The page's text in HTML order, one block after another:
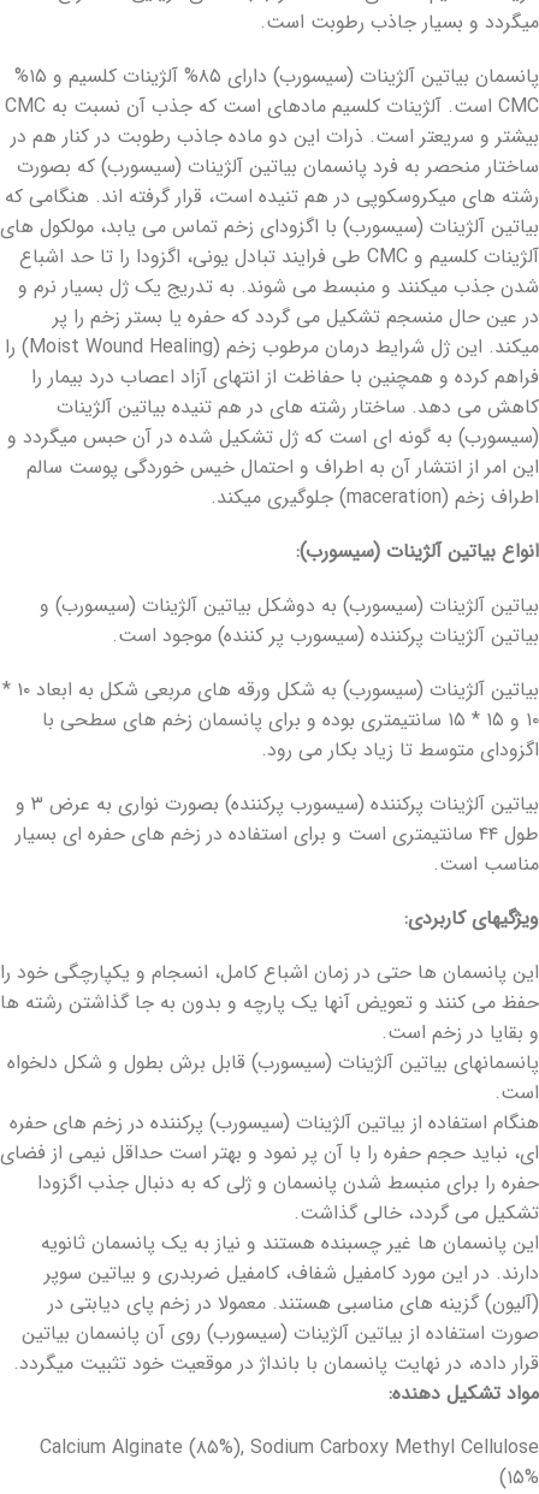
می‏گردد و بسیار جاذب رطوبت است.
پانسمان بیاتین آلژینات (سیسورب) دارای ۸۵% آلژینات کلسیم و ۱۵%
CMC است. آلژینات کلسیم ماده‏ای است که جذب آن نسبت به CMC
بیشتر و سریعتر است. ذرات این دو ماده جاذب رطوبت در کنار هم در
ساختار منحصر به فرد پانسمان بیاتین آلژینات (سیسورب) که بصورت
رشته ‏های میکروسکوپی در هم تنیده است، قرار گرفته ‏اند. هنگامی که
بیاتین آلژینات (سیسورب) با اگزودای زخم تماس می ‏یابد، مولکول‏ های
آلژینات کلسیم و CMC طی فرایند تبادل یونی، اگزودا را تا حد اشباع
شدن جذب می‏کنند و منبسط می‏ شوند. به تدریج یک ژل بسیار نرم و
در عین حال منسجم تشکیل می‏ گردد که حفره یا بستر زخم را پر
می‎کند. این ژل شرایط درمان مرطوب زخم (Moist Wound Healing) را
فراهم کرده و همچنین با حفاظت از انتهای آزاد اعصاب درد بیمار را
کاهش می‏ دهد. ساختار رشته ‏های در هم تنیده بیاتین آلژینات
(سیسورب) به‏ گونه‏ ای است که ژل تشکیل شده در آن حبس می‏گردد و
این امر از انتشار آن به اطراف و احتمال خیس خوردگی پوست سالم
اطراف زخم (maceration) جلوگیری می‏کند.
انواع بیاتین آلژینات (سیسورب):
بیاتین آلژینات (سیسورب) به دوشکل بیاتین آلژینات (سیسورب) و
بیاتین آلژینات پرکننده (سیسورب پر کننده) موجود است.
بیاتین آلژینات (سیسورب) به شکل ورقه‏ های مربعی شکل به ابعاد ۱۰ *
۱۰ و ۱۵ * ۱۵ سانتیمتری بوده و برای پانسمان زخم ‏های سطحی با
اگزودای متوسط تا زیاد بکار می‏ رود.
بیاتین آلژینات پرکننده (سیسورب پرکننده) بصورت نواری به عرض ۳ و
طول ۴۴ سانتیمتری است و برای استفاده در زخم ‏های حفره‏ ای بسیار
مناسب است.
ویژگی‏های کاربردی:
این پانسمان‏ ها حتی در زمان اشباع کامل، انسجام و یکپارچگی خود را
حفظ می‏ کنند و تعویض آنها یک پارچه و بدون به جا گذاشتن رشته‏ ها
و بقایا در زخم است.
پانسمان‏های بیاتین آلژینات (سیسورب) قابل برش بطول و شکل دلخواه
است.
هنگام استفاده از بیاتین آلژینات (سیسورب) پرکننده در زخم‏ های حفره
‏ای، نباید حجم حفره را با آن پر نمود و بهتر است حداقل نیمی از فضای
حفره را برای منبسط شدن پانسمان و ژلی که به ‏دنبال جذب اگزودا
تشکیل می ‏گردد، خالی گذاشت.
این پانسمان‏ ها غیر چسبنده هستند و نیاز به یک پانسمان ثانویه
دارند. در این مورد کامفیل شفاف، کامفیل ضربدری و بیاتین سوپر
(آلیون) گزینه ‏های مناسبی هستند. معمولا در زخم پای دیابتی در
صورت استفاده از بیاتین آلژینات (سیسورب) روی آن پانسمان بیاتین
قرار داده، در نهایت پانسمان با بانداژ در موقعیت خود تثبیت می‏گردد.
مواد تشکیل دهنده:
Calcium Alginate (۸۵%), Sodium Carboxy Methyl Cellulose
(۱۵%